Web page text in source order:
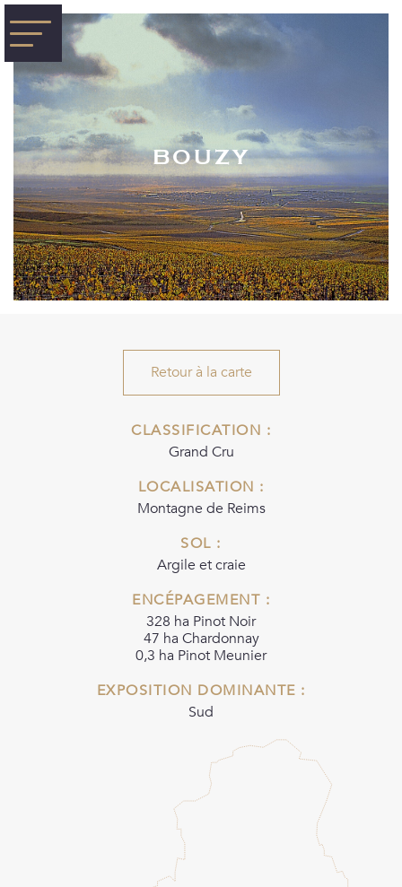
BOUZY
Retour à la carte
CLASSIFICATION :
Grand Cru
LOCALISATION :
Montagne de Reims
SOL :
Argile et craie
ENCÉPAGEMENT :
328 ha Pinot Noir
47 ha Chardonnay
0,3 ha Pinot Meunier
EXPOSITION DOMINANTE :
Sud